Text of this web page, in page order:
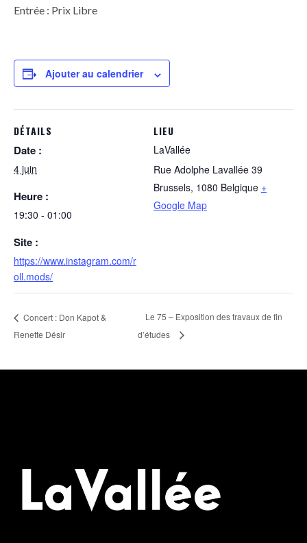
Entrée : Prix Libre
Ajouter au calendrier
DÉTAILS
Date :
4 juin
Heure :
19:30 - 01:00
Site :
https://www.instagram.com/r
oll.mods/
LIEU
LaVallée
Rue Adolphe Lavallée 39
Brussels, 1080 Belgique +
Google Map
Concert : Don Kapot &
Renette Désir
Le 75 – Exposition des travaux de fin
d’études